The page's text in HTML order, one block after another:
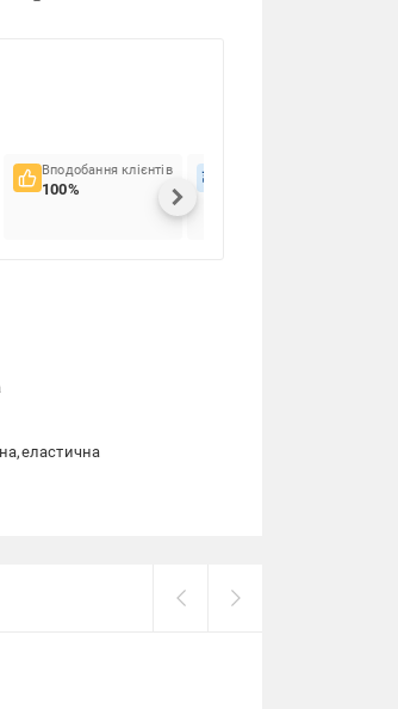
Вподобання клієнтів
100%
еластична